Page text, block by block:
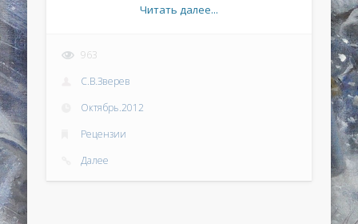
Читать далее...
963
С.В.Зверев
Октябрь.2012
Рецензии
Далее